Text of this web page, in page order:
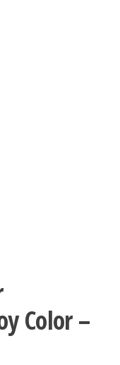
Color –